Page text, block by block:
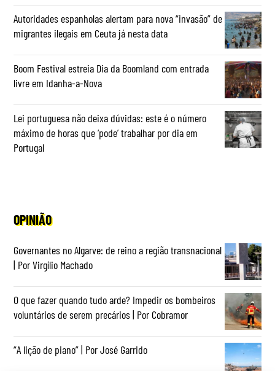
Autoridades espanholas alertam para nova “invasão” de
migrantes ilegais em Ceuta já nesta data
Boom Festival estreia Dia da Boomland com entrada
livre em Idanha-a-Nova
Lei portuguesa não deixa dúvidas: este é o número
máximo de horas que ‘pode’ trabalhar por dia em
Portugal
OPINIÃO
Governantes no Algarve: de reino a região transnacional
| Por Virgílio Machado
O que fazer quando tudo arde? Impedir os bombeiros
voluntários de serem precários | Por Cobramor
“A lição de piano” | Por José Garrido